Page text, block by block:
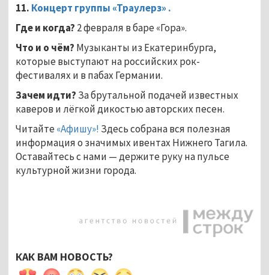
11. Концерт группы «Траулерз» ​​​​​​.
Где и когда? 2 февраля в баре «Гора».
Что и о чём? Музыканты из Екатеринбурга,
которые выступают на российских рок-
фестивалях и в пабах Германии.
Зачем идти? За брутальной подачей известных
каверов и лёгкой дикостью авторских песен.
Читайте «Афишу»! Здесь собрана вся полезная
информация о значимых ивентах Нижнего Тагила.
Оставайтесь с нами — держите руку на пульсе
культурной жизни города.
КАК ВАМ НОВОСТЬ?